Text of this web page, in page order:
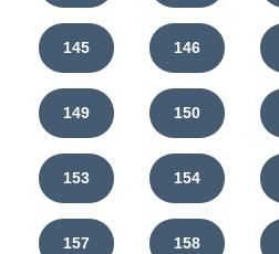
145 146
149 150
153 154
157 158